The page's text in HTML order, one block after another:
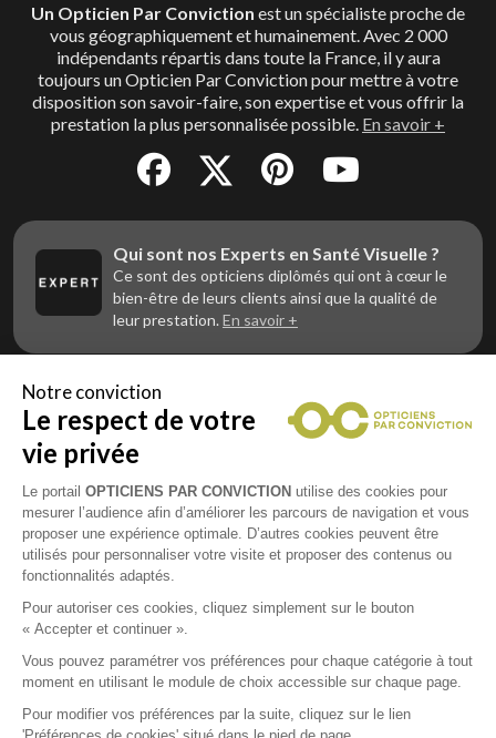
Un Opticien Par Conviction est un spécialiste proche de
vous géographiquement et humainement. Avec 2 000
indépendants répartis dans toute la France, il y aura
toujours un Opticien Par Conviction pour mettre à votre
disposition son savoir-faire, son expertise et vous offrir la
prestation la plus personnalisée possible. En savoir +
Qui sont nos Experts en Santé Visuelle ?
Ce sont des opticiens diplômés qui ont à cœur le
bien-être de leurs clients ainsi que la qualité de
leur prestation. En savoir +
Vous êtes un professionnel de la vue et
vous souhaitez nous rejoindre ?
Contactez Alliance Optic, la centrale d’achats et
d’accompagnement des opticiens indépendants
Notre conviction
Le respect de votre
vie privée
Le portail OPTICIENS PAR CONVICTION utilise des cookies pour
mesurer l’audience afin d’améliorer les parcours de navigation et vous
proposer une expérience optimale. D’autres cookies peuvent être
utilisés pour personnaliser votre visite et proposer des contenus ou
fonctionnalités adaptés.
Pour autoriser ces cookies, cliquez simplement sur le bouton
« Accepter et continuer ».
Vous pouvez paramétrer vos préférences pour chaque catégorie à tout
moment en utilisant le module de choix accessible sur chaque page.
Pour modifier vos préférences par la suite, cliquez sur le lien
'Préférences de cookies' situé dans le pied de page.